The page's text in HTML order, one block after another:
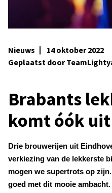
Nieuws
14 oktober 2022
Geplaatst door
Brabants
komt óók
Drie brouwerijen uit
verkiezing van de lekkerste
mogen we supertrots op
goed met dit mooie ambacht.